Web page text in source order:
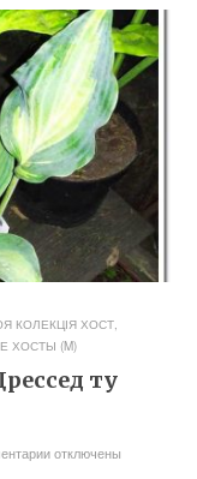
КОЛЕКЦІЯ ХОСТ,
ХОСТЫ (M)
ту
отключены